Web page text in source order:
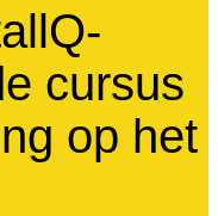
cursus
op het